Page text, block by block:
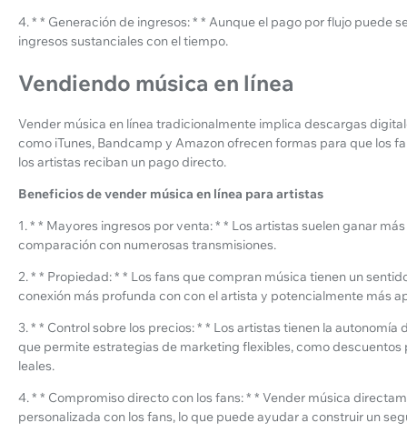
4. * * Generación de ingresos: * * Aunque el pago por flujo puede
ingresos sustanciales con el tiempo.
Vendiendo música en línea
Vender música en línea tradicionalmente implica descargas
como iTunes, Bandcamp y Amazon ofrecen formas para que los
los artistas reciban un pago directo.
Beneficios de vender música en línea para artistas
1. * * Mayores ingresos por venta: * * Los artistas suelen ganar
comparación con numerosas transmisiones.
2. * * Propiedad: * * Los fans que compran música tienen un
conexión más profunda con con el artista y potencialmente más
3. * * Control sobre los precios: * * Los artistas tienen la
que permite estrategias de marketing flexibles, como
leales.
4. * * Compromiso directo con los fans: * * Vender música
personalizada con los fans, lo que puede ayudar a construir un